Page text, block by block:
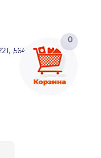
0
,564521